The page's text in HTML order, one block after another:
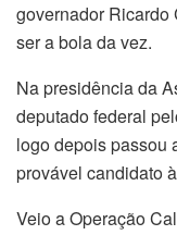
governador Ricardo
ser a bola da vez.
Na presidência da
deputado federal
logo depois passou
provável candidato
Veio a Operação